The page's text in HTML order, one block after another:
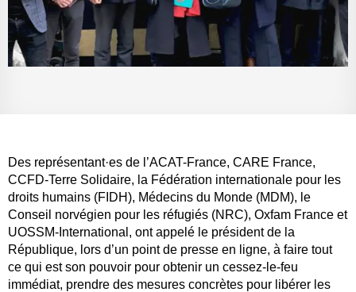
Des représentant·es de l’ACAT-France, CARE France,
CCFD-Terre Solidaire, la Fédération internationale pour les
droits humains (FIDH), Médecins du Monde (MDM), le
Conseil norvégien pour les réfugiés (NRC), Oxfam France et
UOSSM-International, ont appelé le président de la
République, lors d’un point de presse en ligne, à faire tout
ce qui est son pouvoir pour obtenir un cessez-le-feu
immédiat, prendre des mesures concrètes pour libérer les